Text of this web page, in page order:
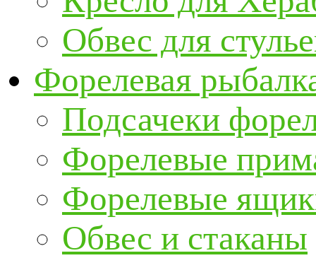
Обвес для
Форелевая
Подсачеки
Форелевые
Форелевые
Обвес и стаканы